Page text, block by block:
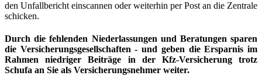
den Unfallbericht einscannen oder weiterhin per Post an die Zentrale
schicken.
Durch die fehlenden Niederlassungen und Beratungen sparen
die Versicherungsgesellschaften - und geben die Ersparnis im
Rahmen niedriger Beiträge in der Kfz-Versicherung trotz
Schufa an Sie als Versicherungsnehmer weiter.